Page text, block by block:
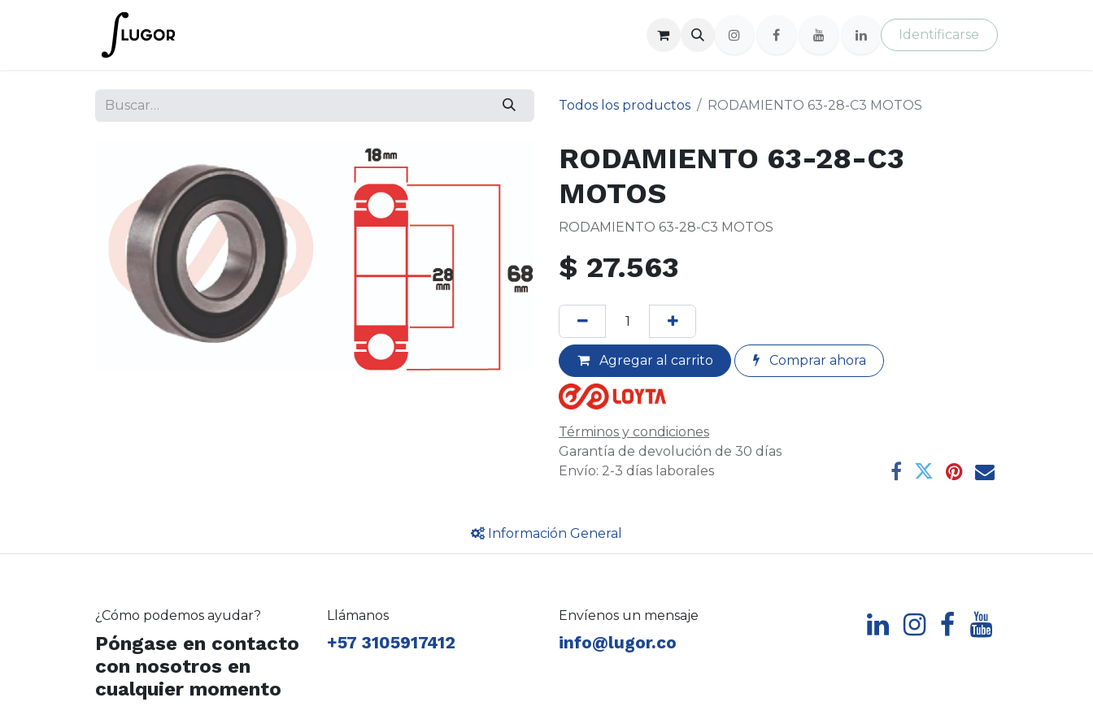
Identificarse
Todos los productos RODAMIENTO 63-28-C3 MOTOS
RODAMIENTO 63-28-C3
MOTOS
RODAMIENTO 63-28-C3 MOTOS
$ 27.563
Agregar al carrito Comprar ahora
Términos y condiciones
Garantía de devolución de 30 días
Envío: 2-3 días laborales
Información General
¿Cómo podemos ayudar?
Póngase en contacto
con nosotros en
cualquier momento
Llámanos
+57 3105917412
Envíenos un mensaje
info@lugor.co